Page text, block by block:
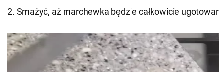
2. Smażyć, aż marchewka będzie całkowicie